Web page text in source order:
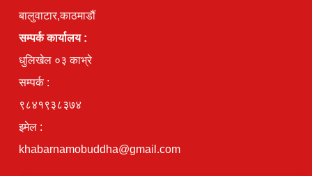
बालुवाटार,काठमाडौं
सम्पर्क कार्यालय :
धुलिखेल ०३ काभ्रे
सम्पर्क :
९८४१९३८३७४
इमेल :
khabarnamobuddha@gmail.com